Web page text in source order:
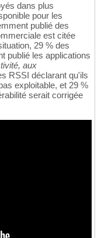
dans plus
pour les
publié des
est citée
29 % des
publié les applications
aux
RSSI déclarant qu'ils
exploitable, et 29 %
serait corrigée